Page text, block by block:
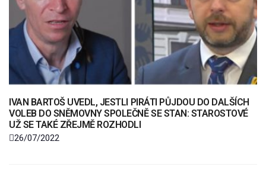
IVAN BARTOŠ UVEDL, JESTLI PIRÁTI PŮJDOU DO DALŠÍCH
VOLEB DO SNĚMOVNY SPOLEČNĚ SE STAN: STAROSTOVÉ
UŽ SE TAKÉ ZŘEJMĚ ROZHODLI
26/07/2022